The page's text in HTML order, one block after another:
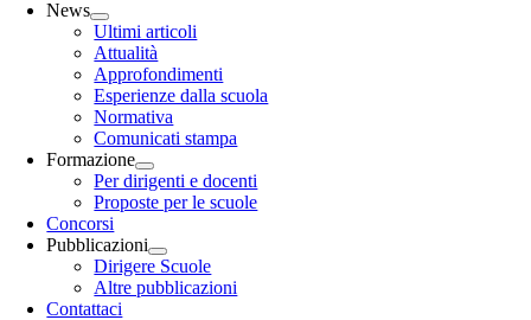
News
Ultimi articoli
Attualità
Approfondimenti
Esperienze dalla scuola
Normativa
Comunicati stampa
Formazione
Per dirigenti e docenti
Proposte per le scuole
Concorsi
Pubblicazioni
Dirigere Scuole
Altre pubblicazioni
Contattaci